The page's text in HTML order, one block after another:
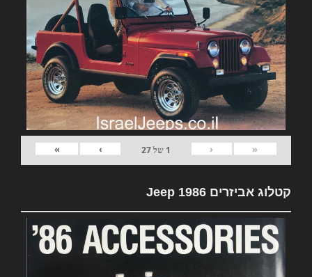
«
‹
1 של27
›
»
קטלוג אביזרים Jeep 1986